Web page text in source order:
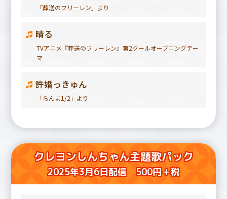
「葬送のフリーレン」より
晴る
TVアニメ『葬送のフリーレン』第2クールオープニングテー
マ
許婚っきゅん
「らんま1/2」より
クレヨンしんちゃん主題歌パック
2025年3月6日配信 500円＋税